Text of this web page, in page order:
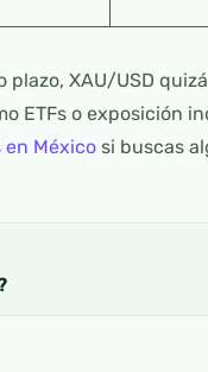
XAU/USD
ETFs o exposición
en México si buscas